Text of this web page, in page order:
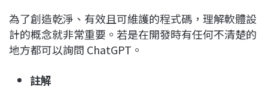
為了創造乾淨、有效且可維護的程式碼，理解軟體設
計的概念就非常重要。若是在開發時有任何不清楚的
地方都可以詢問 ChatGPT。
註解